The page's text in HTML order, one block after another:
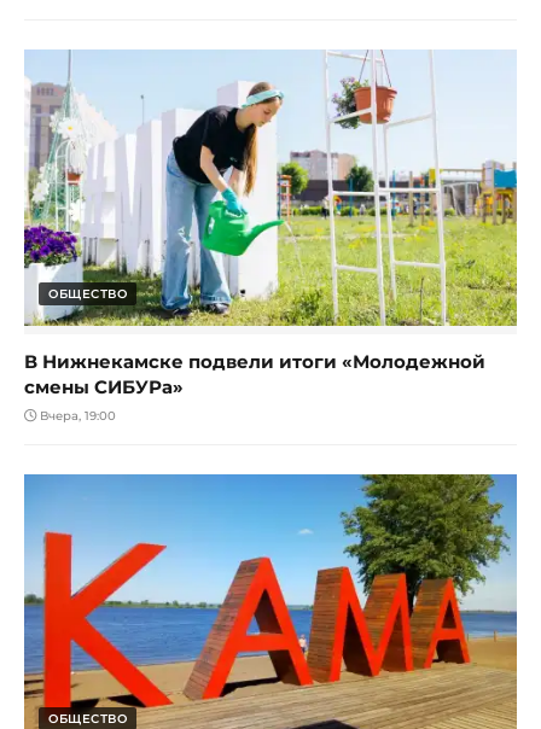
ОБЩЕСТВО
В Нижнекамске подвели итоги «Молодежной
смены СИБУРа»
Вчера, 19:00
ОБЩЕСТВО